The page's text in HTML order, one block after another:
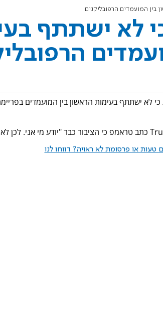
בין המועמדים הרפובליקנים
לא ישתתף
לא ישתתף בעימות הראשון בין המועמדים
טעות או פרסומת לא ראויה? דווחו לנו